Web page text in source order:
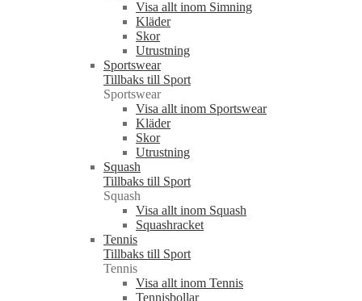
Visa allt inom Simning
Kläder
Skor
Utrustning
Sportswear
Tillbaks till Sport
Sportswear
Visa allt inom Sportswear
Kläder
Skor
Utrustning
Squash
Tillbaks till Sport
Squash
Visa allt inom Squash
Squashracket
Tennis
Tillbaks till Sport
Tennis
Visa allt inom Tennis
Tennisbollar